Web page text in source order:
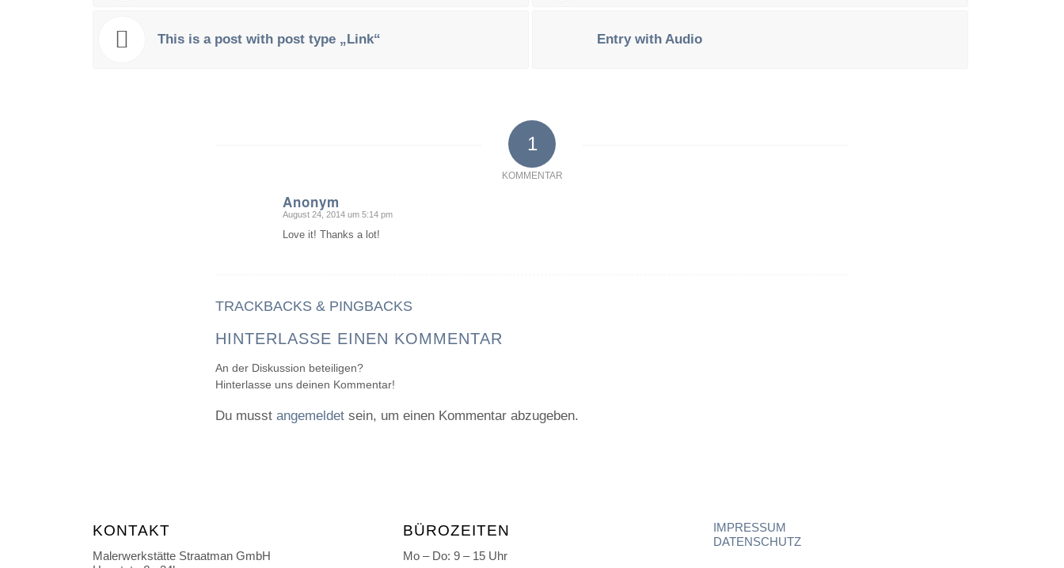
This is a post with post type „Link“ Entry with Audio
1
KOMMENTAR
Anonym
sagte:
August 24, 2014 um 5:14 pm
Love it! Thanks a lot!
TRACKBACKS & PINGBACKS
HINTERLASSE EINEN KOMMENTAR
An der Diskussion beteiligen?
Hinterlasse uns deinen Kommentar!
Du musst angemeldet sein, um einen Kommentar abzugeben.
KONTAKT
Malerwerkstätte Straatman GmbH
BÜROZEITEN
Mo – Do: 9 – 15 Uhr
IMPRESSUM
DATENSCHUTZ